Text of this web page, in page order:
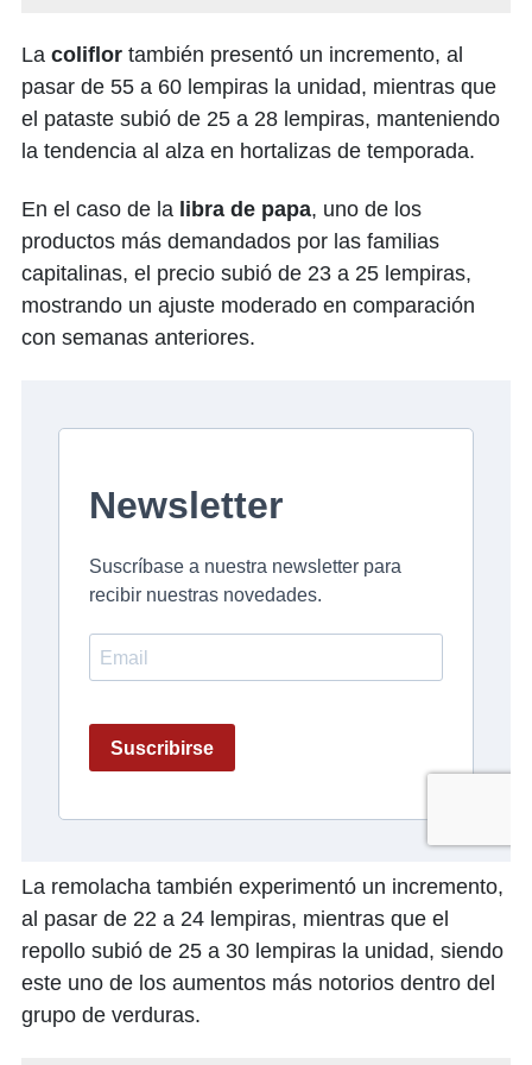
La coliflor también presentó un incremento, al
pasar de 55 a 60 lempiras la unidad, mientras que
el pataste subió de 25 a 28 lempiras, manteniendo
la tendencia al alza en hortalizas de temporada.
En el caso de la libra de papa, uno de los
productos más demandados por las familias
capitalinas, el precio subió de 23 a 25 lempiras,
mostrando un ajuste moderado en comparación
con semanas anteriores.
La remolacha también experimentó un incremento,
al pasar de 22 a 24 lempiras, mientras que el
repollo subió de 25 a 30 lempiras la unidad, siendo
este uno de los aumentos más notorios dentro del
grupo de verduras.